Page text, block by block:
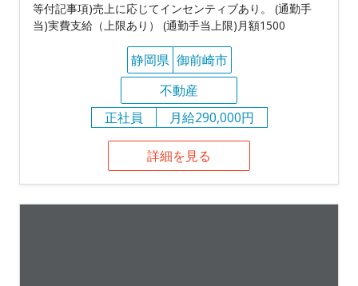
等付記事項)売上に応じてインセンティブあり。 (通勤手
当)実費支給（上限あり） (通勤手当上限)月額1500
静岡県 御前崎市
不動産
正社員
月給290,000円
詳細を見る